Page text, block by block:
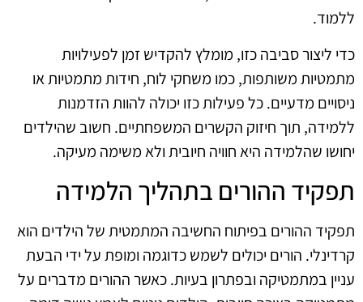
ללמוד.
כדי ליצור סביבה כזו, מומלץ להקדיש זמן לפעילויות
מתמטיות משותפות, כמו משחקי לוח, חידות מתמטיות או
ניסויים מדעיים. כל פעילות כזו יכולה להוות הזדמנות
ללמידה, תוך חיזוק הקשרים המשפחתיים. חשוב שהילדים
יחושו שהלמידה היא חוויה חיובית ולא משימה מעיקה.
תפקיד ההורים בתהליך הלמידה
תפקיד ההורים בפיתוח החשיבה המתמטית של הילדים הוא
קרדינלי. הורים יכולים לשמש כדוגמה ומופת על ידי הבעת
עניין במתמטיקה ובפתרון בעיות. כאשר ההורים מדברים על